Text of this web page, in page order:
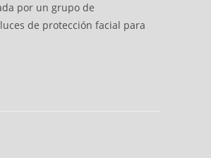
por un grupo de
de protección facial para